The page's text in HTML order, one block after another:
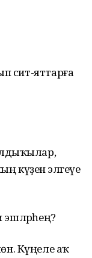
сит-яттарға
күҙенә эләгеүе
эшләрһең?
Күңеле аҡ